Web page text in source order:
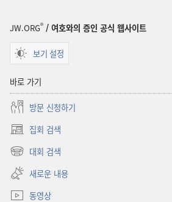
JW.ORG® / 여호와의 증인 공식 웹사이트
보기 설정
바로 가기
방문 신청하기
집회 검색
(새로운
창
대회 검색
(새로운
창
열기)
새로운 내용
동영상